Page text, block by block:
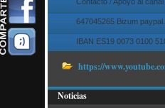
647045265 Bizum
IBAN ES19 0073 0100
https://
Noticias